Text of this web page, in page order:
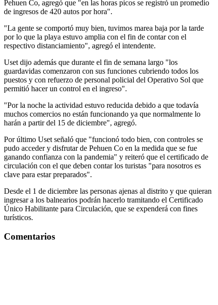
Pehuen Co, agregó que "en las horas picos se registró un promedio
de ingresos de 420 autos por hora".
"La gente se comportó muy bien, tuvimos marea baja por la tarde
por lo que la playa estuvo amplia con el fin de contar con el
respectivo distanciamiento", agregó el intendente.
Uset dijo además que durante el fin de semana largo "los
guardavidas comenzaron con sus funciones cubriendo todos los
puestos y con refuerzo de personal policial del Operativo Sol que
permitió hacer un control en el ingreso".
"Por la noche la actividad estuvo reducida debido a que todavía
muchos comercios no están funcionando ya que normalmente lo
harán a partir del 15 de diciembre", agregó.
Por último Uset señaló que "funcionó todo bien, con controles se
pudo acceder y disfrutar de Pehuen Co en la medida que se fue
ganando confianza con la pandemia" y reiteró que el certificado de
circulación con el que deben contar los turistas "para nosotros es
clave para estar preparados".
Desde el 1 de diciembre las personas ajenas al distrito y que quieran
ingresar a los balnearios podrán hacerlo tramitando el Certificado
Único Habilitante para Circulación, que se expenderá con fines
turísticos.
Comentarios